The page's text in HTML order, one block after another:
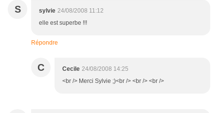
S sylvie 24/08/2008 11:12
elle est superbe !!!
Répondre
C Cecile 24/08/2008 14:25
<br /> Merci Sylvie ;)<br /> <br /> <br />